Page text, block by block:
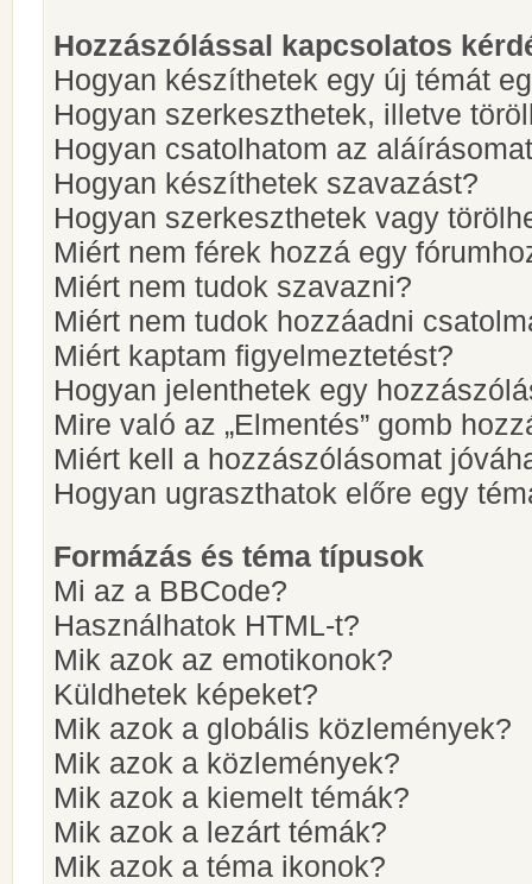
Hozzászólással kapcsolatos
Hogyan készíthetek egy új témát
Hogyan szerkeszthetek, illetve
Hogyan csatolhatom az
Hogyan készíthetek szavazást?
Hogyan szerkeszthetek vagy
Miért nem férek hozzá egy
Miért nem tudok szavazni?
Miért nem tudok hozzáadni
Miért kaptam figyelmeztetést?
Hogyan jelenthetek egy
Mire való az „Elmentés” gomb
Miért kell a hozzászólásomat
Hogyan ugraszthatok előre egy
Formázás és téma típusok
Mi az a BBCode?
Használhatok HTML-t?
Mik azok az emotikonok?
Küldhetek képeket?
Mik azok a globális közlemények?
Mik azok a közlemények?
Mik azok a kiemelt témák?
Mik azok a lezárt témák?
Mik azok a téma ikonok?